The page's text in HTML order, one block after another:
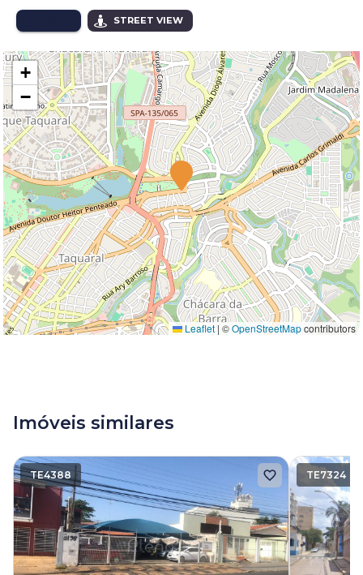
STREET VIEW
+
−
Leaflet | ©OpenStreetMapcontributors
Imóveis similares
TE4388 TE7324